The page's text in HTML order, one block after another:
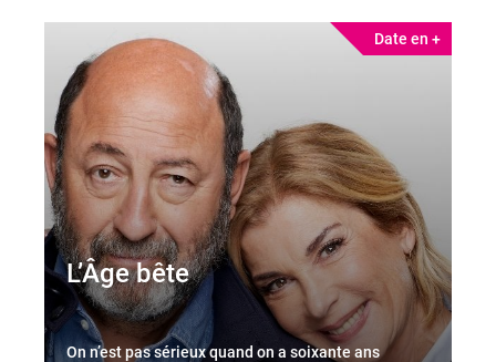
Date en +
L’Âge bête
On n’est pas sérieux quand on a soixante ans